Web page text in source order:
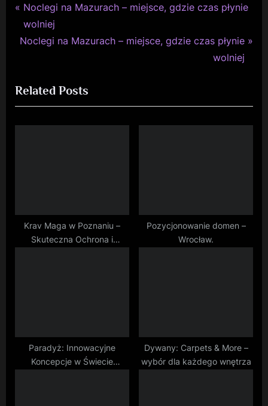
Nawigacja
wpisu
P
r
e
o
u
s
Noclegi na Mazurach – miejsce, gdzie czas płynie
wolniej
N
t
P
o
Noclegi na Mazurach – miejsce, gdzie czas płynie
wolniej
Related Posts
Krav Maga w Poznaniu –
Skuteczna Ochrona i
Pozycjonowanie domen –
Wrocław.
Paradyż: Innowacyjne
Koncepcje w Świecie
Dywany: Carpets & More –
wybór dla każdego wnętrza